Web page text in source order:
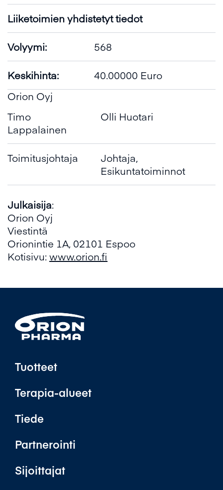
Liiketoimien yhdistetyt tiedot
Volyymi: 568
Keskihinta:
40.00000 Euro
Orion Oyj
Timo
Lappalainen
Olli Huotari
Toimitusjohtaja
Johtaja,
Esikuntatoiminnot
Julkaisija:
Orion Oyj
Viestintä
Orionintie 1A, 02101 Espoo
Kotisivu:www.orion.fi
Tuotteet
Terapia-alueet
Tiede
Partnerointi
Sijoittajat